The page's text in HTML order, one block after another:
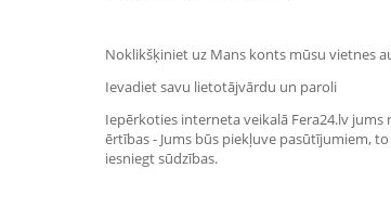
Noklikšķiniet uz Mans konts mūsu vietnes
Ievadiet savu lietotājvārdu un paroli
Iepērkoties interneta veikalā Fera24.lv
ērtības - Jums būs piekļuve pasūtījumiem,
iesniegt sūdzības.